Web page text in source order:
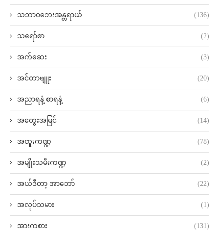
သဘာဝဘေးအန္တရာယ် (136)
သရော်စာ (2)
အက်ဆေး (3)
အင်တာဗျူး (20)
အညာရနံ့ စာရနံ့ (6)
အတွေးအမြင် (14)
အထူးကဏ္ဍ (78)
အမျိုးသမီးကဏ္ဍ (2)
အယ်ဒီတာ့ အာဘော် (22)
အလုပ်သမား (1)
အားကစား (131)